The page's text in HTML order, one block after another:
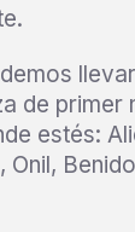
de primer
estés:
Onil,